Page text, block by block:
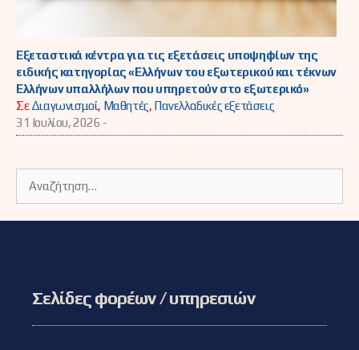
Εξεταστικά κέντρα για τις εξετάσεις υποψηφίων της
ειδικής κατηγορίας «Ελλήνων του εξωτερικού και τέκνων
Ελλήνων υπαλλήλων που υπηρετούν στο εξωτερικό»
ΣεΔιαγωνισμοί, Μαθητές, Πανελλαδικές εξετάσεις
31 Ιουλίου, 2026 -
για:
Σελίδες φορέων / υπηρεσιών